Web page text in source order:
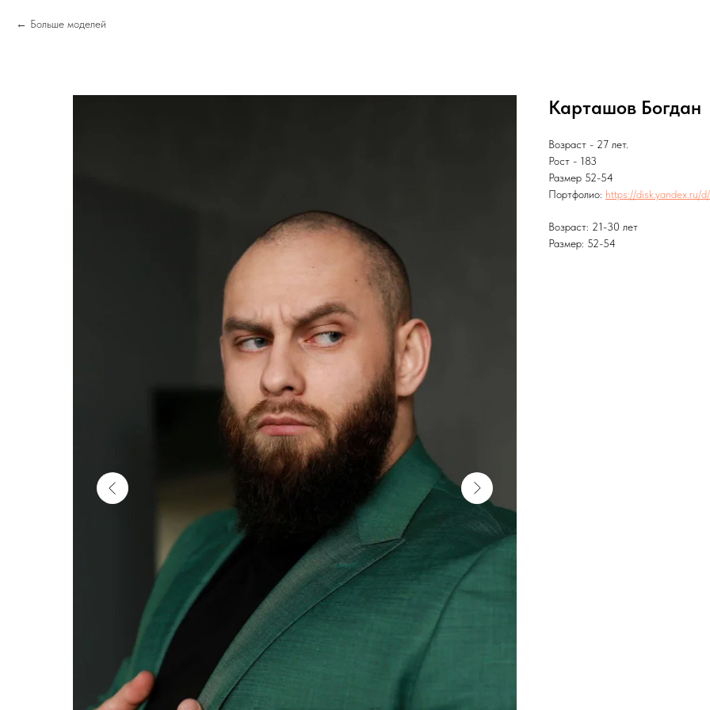
Больше моделей
Карташов Богдан
Возраст - 27 лет.
Рост - 183
Размер 52-54
Портфолио: https://disk.yandex.ru/
Возраст: 21-30 лет
Размер: 52-54